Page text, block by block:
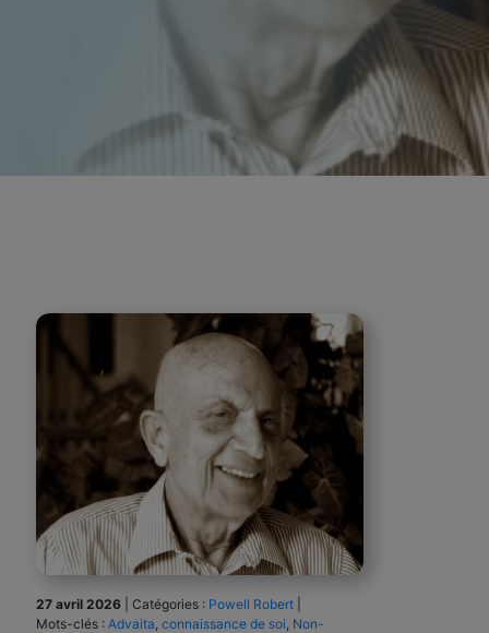
27 avril 2026 Catégories : Powell Robert
Mots-clés : Advaita connaissance de soi Non-